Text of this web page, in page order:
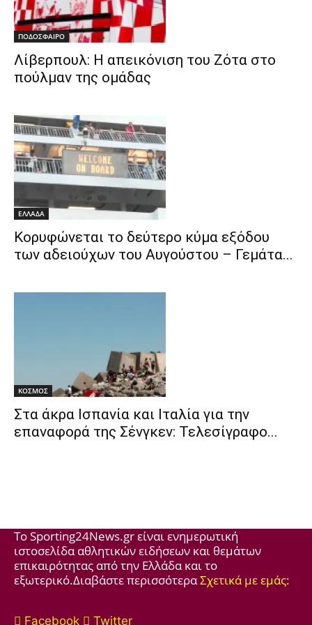
ΠΟΔΟΣΦΑΙΡΟ
Λίβερπουλ: Η απεικόνιση του Ζότα στο
πούλμαν της ομάδας
ΕΛΛΑΔΑ
Κορυφώνεται το δεύτερο κύμα εξόδου
των αδειούχων του Αυγούστου – Γεμάτα...
ΚΟΣΜΟΣ
Στα άκρα Ισπανία και Ιταλία για την
επαναφορά της Σένγκεν: Τελεσίγραφο...
Το Sporting24News.gr είναι ενημερωτική
ιστοσελίδα αθλητικών ειδήσεων και θεμάτων
επικαιρότητας από την Ελλάδα και το
εξωτερικό.Διαβάστε περισσότεραΣχετικά με εμάς:
Facebook Twitter